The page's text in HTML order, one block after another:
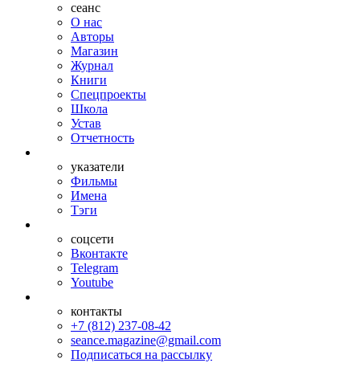
сеанс
О нас
Авторы
Магазин
Журнал
Книги
Спецпроекты
Школа
Устав
Отчетность
указатели
Фильмы
Имена
Тэги
соцсети
Вконтакте
Telegram
Youtube
контакты
+7 (812) 237-08-42
seance.magazine@gmail.com
Подписаться на рассылку